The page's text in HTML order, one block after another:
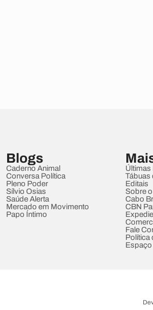
Blogs
Caderno Animal
Conversa Política
Pleno Poder
Sílvio Osias
Saúde Alerta
Mercado em Movimento
Papo Íntimo
Últimas
Tábuas
Editais
Sobre
Cabo
CBN
Fale
Política